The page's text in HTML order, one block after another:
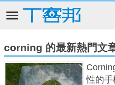
corning 的最新熱門文
性的手